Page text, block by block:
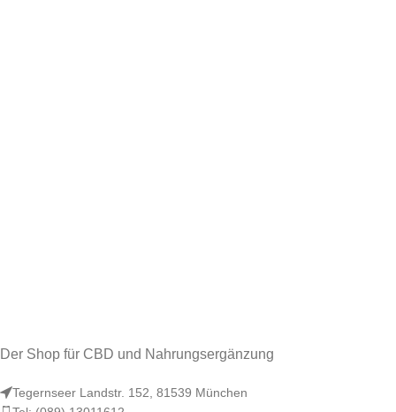
Der Shop für CBD und Nahrungsergänzung
Tegernseer Landstr. 152, 81539 München